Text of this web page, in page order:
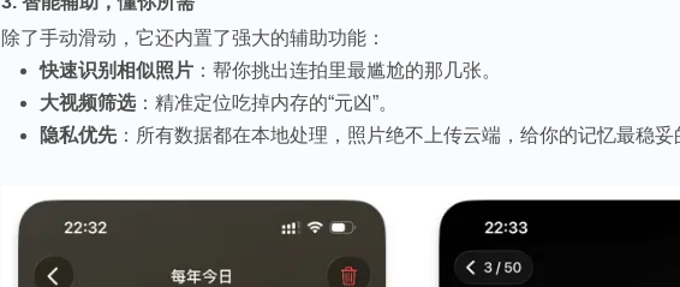
除了手动滑动，它还内置了强大的辅助功能：
快速识别相似照片：帮你挑出连拍里最尴尬的那几张。
大视频筛选：精准定位吃掉内存的“元凶”。
隐私优先：所有数据都在本地处理，照片绝不上传云端，给你的记忆最稳妥